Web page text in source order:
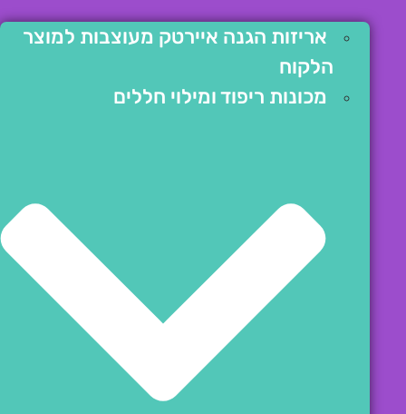
אריזות הגנה איירטק מעוצבות למוצר
הלקוח
מכונות ריפוד ומילוי חללים